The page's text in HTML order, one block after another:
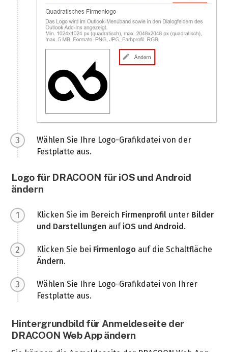
Wählen Sie Ihre Logo-Grafikdatei von der
Festplatte aus.
Logo für DRACOON für iOS und Android
ändern
Klicken Sie im Bereich Firmenprofil unter Bilder
und Darstellungen auf iOS und Android.
Klicken Sie bei Firmenlogo auf die Schaltfläche
Ändern.
Wählen Sie Ihre Logo-Grafikdatei von Ihrer
Festplatte aus.
Hintergrundbild für Anmeldeseite der
DRACOON Web App ändern